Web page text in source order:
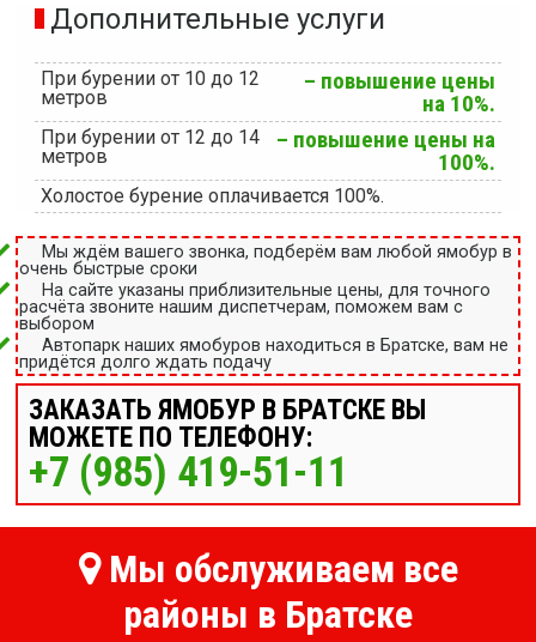
Дополнительные услуги
При бурении от 10 до 12
метров
– повышение цены
на 10%.
При бурении от 12 до 14
метров
– повышение цены на
100%.
Холостое бурение оплачивается 100%.
Мы ждём вашего звонка, подберём вам любой ямобур в
очень быстрые сроки
На сайте указаны приблизительные цены, для точного
расчёта звоните нашим диспетчерам, поможем вам с
выбором
Автопарк наших ямобуров находиться в Братске, вам не
придётся долго ждать подачу
ЗАКАЗАТЬ ЯМОБУР В БРАТСКЕ ВЫ
МОЖЕТЕ ПО ТЕЛЕФОНУ:
+7 (985) 419-51-11
Мы обслуживаем все
районы в Братске